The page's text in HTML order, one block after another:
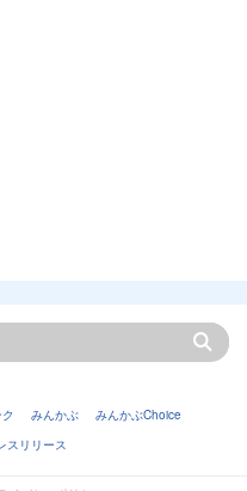
みんかぶ
みんかぶChoice
スリリース